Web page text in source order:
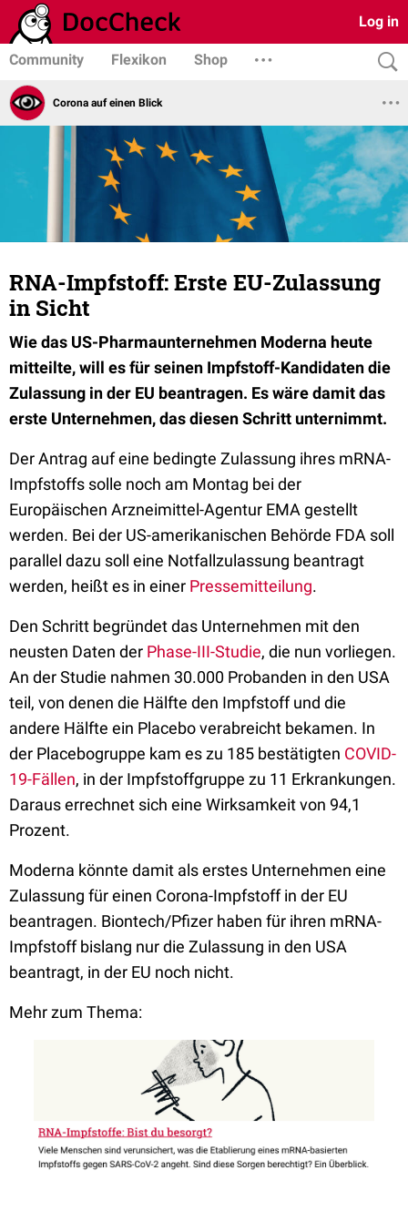
Log in
Community Flexikon Shop
Corona auf einen Blick
RNA-Impfstoff: Erste EU-Zulassung
in Sicht
Wie das US-Pharmaunternehmen Moderna heute
mitteilte, will es für seinen Impfstoff-Kandidaten die
Zulassung in der EU beantragen. Es wäre damit das
erste Unternehmen, das diesen Schritt unternimmt.
Der Antrag auf eine bedingte Zulassung ihres mRNA-
Impfstoffs solle noch am Montag bei der
Europäischen Arzneimittel-Agentur EMA gestellt
werden. Bei der US-amerikanischen Behörde FDA soll
parallel dazu soll eine Notfallzulassung beantragt
werden, heißt es in einer Pressemitteilung.
Den Schritt begründet das Unternehmen mit den
neusten Daten der Phase-III-Studie, die nun vorliegen.
An der Studie nahmen 30.000 Probanden in den USA
teil, von denen die Hälfte den Impfstoff und die
andere Hälfte ein Placebo verabreicht bekamen. In
der Placebogruppe kam es zu 185 bestätigten COVID-
19-Fällen, in der Impfstoffgruppe zu 11 Erkrankungen.
Daraus errechnet sich eine Wirksamkeit von 94,1
Prozent.
Moderna könnte damit als erstes Unternehmen eine
Zulassung für einen Corona-Impfstoff in der EU
beantragen. Biontech/Pfizer haben für ihren mRNA-
Impfstoff bislang nur die Zulassung in den USA
beantragt, in der EU noch nicht.
Mehr zum Thema: